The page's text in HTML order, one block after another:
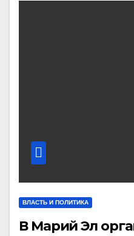
ВЛАСТЬ И ПОЛИТИКА
В Марий Эл